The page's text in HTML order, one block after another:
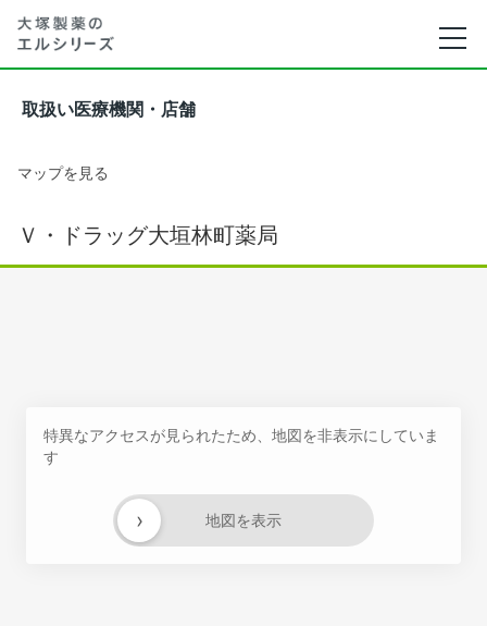
取扱い医療機関・店舗
マップを見る
Ｖ・ドラッグ大垣林町薬局
特異なアクセスが見られたため、地図を非表示にしていま
す
地図を表示
›